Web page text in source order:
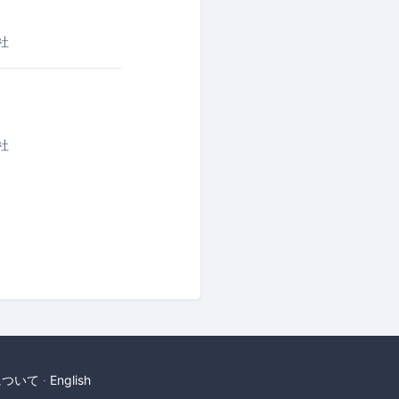
いて English